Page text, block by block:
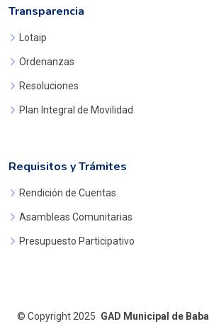
Transparencia
Lotaip
Ordenanzas
Resoluciones
Plan Integral de Movilidad
Requisitos y Trámites
Rendición de Cuentas
Asambleas Comunitarias
Presupuesto Participativo
© Copyright 2025 GAD Municipal de Baba